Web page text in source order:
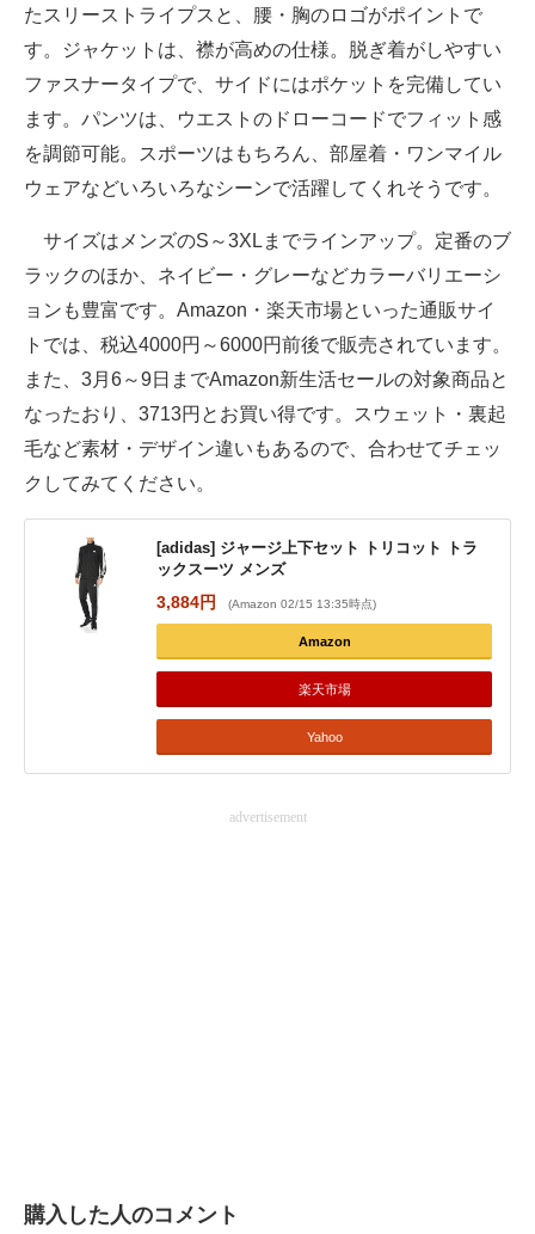
たスリーストライプスと、腰・胸のロゴがポイントで
す。ジャケットは、襟が高めの仕様。脱ぎ着がしやすい
ファスナータイプで、サイドにはポケットを完備してい
ます。パンツは、ウエストのドローコードでフィット感
を調節可能。スポーツはもちろん、部屋着・ワンマイル
ウェアなどいろいろなシーンで活躍してくれそうです。
サイズはメンズのS～3XLまでラインアップ。定番のブ
ラックのほか、ネイビー・グレーなどカラーバリエーシ
ョンも豊富です。Amazon・楽天市場といった通販サイ
トでは、税込4000円～6000円前後で販売されています。
また、3月6～9日までAmazon新生活セールの対象商品と
なったおり、3713円とお買い得です。スウェット・裏起
毛など素材・デザイン違いもあるので、合わせてチェッ
クしてみてください。
[adidas] ジャージ上下セット トリコット トラ
ックスーツ メンズ
3,884円 (Amazon 02/15 13:35時点)
Amazon
楽天市場
Yahoo
advertisement
購入した人のコメント